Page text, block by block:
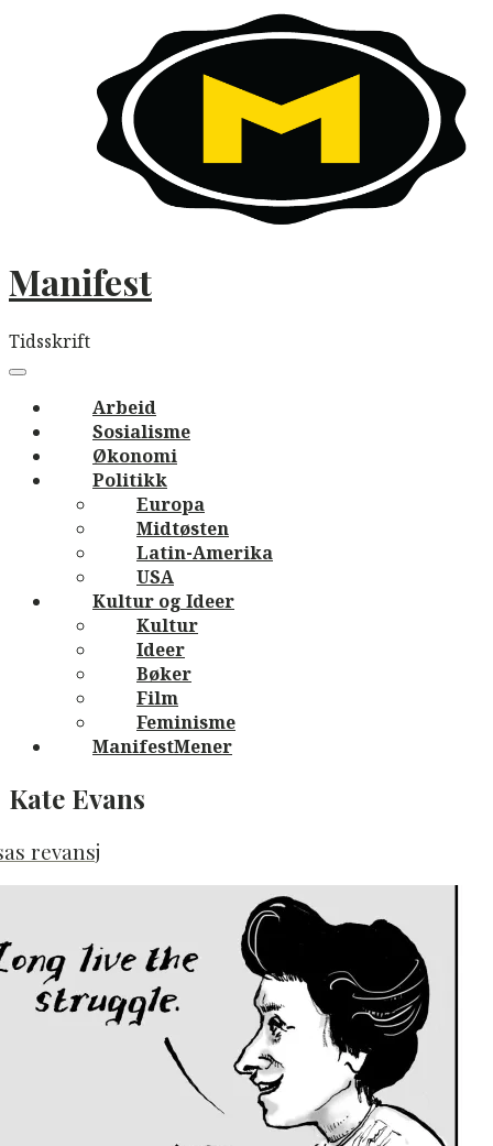
Manifest
Tidsskrift
navigation
Menu
Arbeid
Sosialisme
Økonomi
Politikk
Europa
Midtøsten
Latin-Amerika
USA
Kultur og Ideer
Kultur
Ideer
Bøker
Film
Feminisme
ManifestMener
Kate Evans
revansj